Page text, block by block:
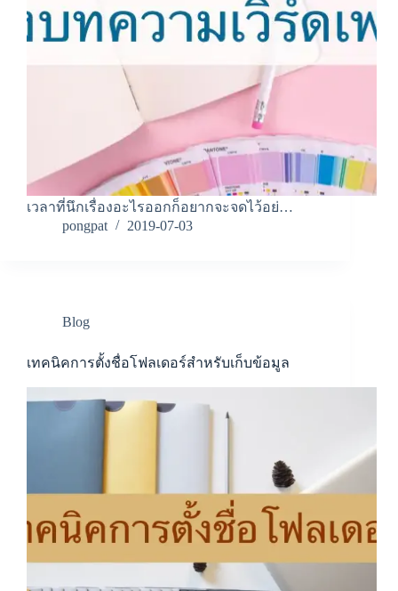
เวลาที่นึกเรื่องอะไรออกก็อยากจะจดไว้อย่…
pongpat
2019-07-03
Blog
เทคนิคการตั้งชื่อโฟลเดอร์สำหรับเก็บข้อมูล